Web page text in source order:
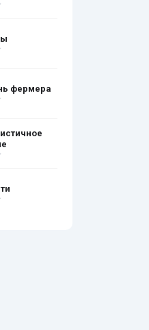
фермера